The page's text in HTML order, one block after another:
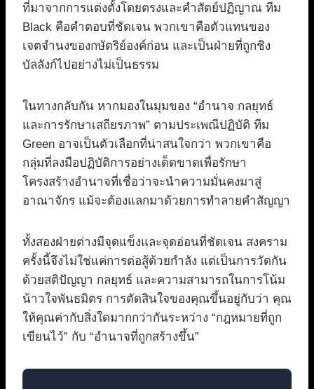
ที่มาจากการแต่งตั้งโดยตรงและคำสัตย์ปฏิญาณ ทีม
Black คือคำตอบที่ชัดเจน พวกเขาคือตัวแทนของ
เจตจำนงของกษัตริย์องค์ก่อน และเป็นฝ่ายที่ถูกชิง
บัลลังก์ไปอย่างไม่เป็นธรรม
ในทางกลับกัน หากมองในมุมของ “อำนาจ กลยุทธ์
และการรักษาเสถียรภาพ” ตามประเพณีปฏิบัติ ทีม
Green อาจเป็นตัวเลือกที่น่าสนใจกว่า พวกเขาคือ
กลุ่มที่ลงมือปฏิบัติการอย่างเด็ดขาดเพื่อรักษา
โครงสร้างอำนาจที่เชื่อว่าจะนำความมั่นคงมาสู่
อาณาจักร แม้จะต้องแลกมาด้วยการทำลายคำสัญญา
ทั้งสองฝ่ายต่างมีจุดแข็งและจุดอ่อนที่ชัดเจน สงคราม
ครั้งนี้จึงไม่ใช่แค่การต่อสู้ด้วยกำลัง แต่เป็นการวัดกัน
ด้วยสติปัญญา กลยุทธ์ และความสามารถในการโน้ม
น้าวใจพันธมิตร การตัดสินใจของคุณขึ้นอยู่กับว่า คุณ
ให้คุณค่ากับสิ่งใดมากกว่ากันระหว่าง “กฎหมายที่ถูก
เขียนไว้” กับ “อำนาจที่ถูกสร้างขึ้น”